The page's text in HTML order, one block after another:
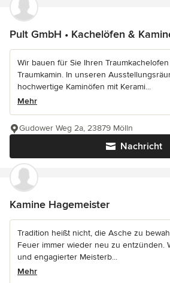
Pult GmbH • Kachelöfen &
Wir bauen für Sie Ihren
Traumkamin. In unseren
hochwertige Kaminöfen mit Kerami...
Mehr
Nachricht
Gudower Weg 2a, 23879 Mölln
Kamine Hagemeister
Tradition heißt nicht, die Asche zu
Feuer immer wieder neu zu entzünden.
und engagierter Meisterb...
Mehr